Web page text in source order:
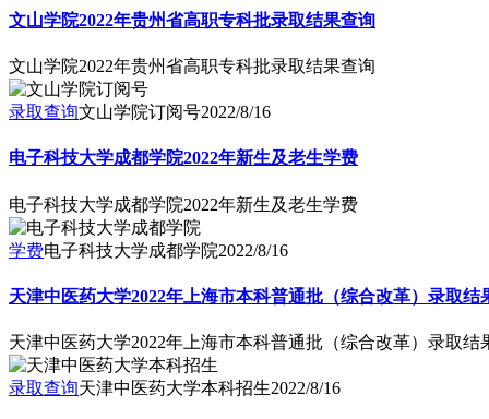
文山学院2022年贵州省高职专科批录取结果查询
文山学院2022年贵州省高职专科批录取结果查询
录取查询文山学院订阅号2022/8/16
电子科技大学成都学院2022年新生及老生学费
电子科技大学成都学院2022年新生及老生学费
学费电子科技大学成都学院2022/8/16
天津中医药大学2022年上海市本科普通批（综合改革）录取结
天津中医药大学2022年上海市本科普通批（综合改革）录取结
录取查询天津中医药大学本科招生2022/8/16